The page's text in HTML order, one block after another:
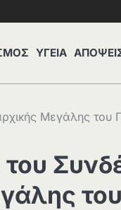
ΥΓΕΙΑ
Μεγάλης του
του